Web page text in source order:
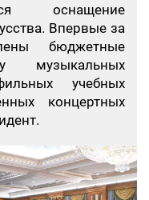
оснащение
Впервые за
бюджетные
музыкальных
учебных
концертных